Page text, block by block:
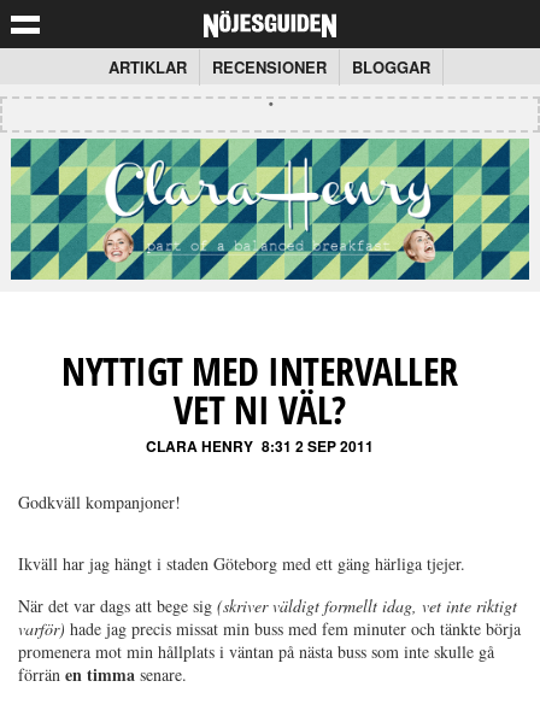
ARTIKLAR RECENSIONER BLOGGAR
NYTTIGT MED INTERVALLER
VET NI VÄL?
CLARA HENRY 8:31 2 SEP 2011
Godkväll kompanjoner!
Ikväll har jag hängt i staden Göteborg med ett gäng härliga tjejer.
När det var dags att bege sig (skriver väldigt formellt idag, vet inte riktigt
varför) hade jag precis missat min buss med fem minuter och tänkte börja
promenera mot min hållplats i väntan på nästa buss som inte skulle gå
förrän en timma senare.